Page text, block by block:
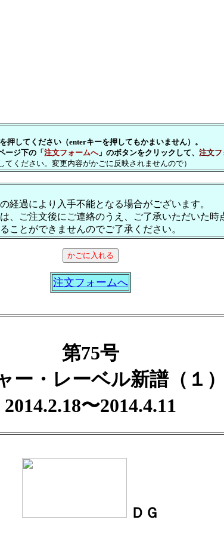
してください（enterキーを押してもかまいません）。
ージ下の「 注文フォームへ」のボタンをクリックして、 注文フ
ください。変更内容がかごに反映されませんので）
経過により入手不能となる場合がございます。
、ご注文後にご連絡のうえ、ご了承いただいた
ことができませんのでご了承ください。
注文フォームへ
第75号
ー・レーベル新譜（１
2014.2.18〜2014.4.11
ＤＧ